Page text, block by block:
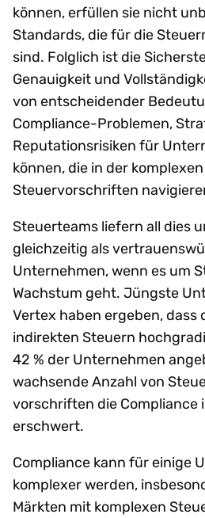
können, erfüllen sie nicht
Standards, die für die
sind. Folglich ist die
Genauigkeit und
von entscheidender
Compliance-Problemen,
Reputationsrisiken für
können, die in der
Steuervorschriften
Steuerteams liefern all dies
gleichzeitig als
Unternehmen, wenn es um
Wachstum geht. Jüngste
Vertex haben ergeben, dass
indirekten Steuern
42 % der Unternehmen
wachsende Anzahl von
vorschriften die Compliance
erschwert.
Compliance kann für einige
komplexer werden,
Märkten mit komplexen